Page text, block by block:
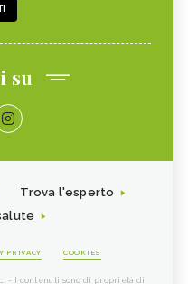
su
Trova l'esperto
PRIVACY COOKIES
- I contenuti sono di proprietà di